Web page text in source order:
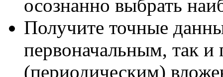
осознанно выбрать
Получите точные
первоначальным, так
(периодическим)